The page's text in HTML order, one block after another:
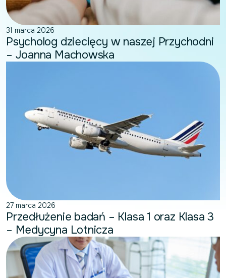
31 marca 2026
Psycholog dziecięcy w naszej Przychodni
– Joanna Machowska
27 marca 2026
Przedłużenie badań – Klasa 1 oraz Klasa 3
– Medycyna Lotnicza